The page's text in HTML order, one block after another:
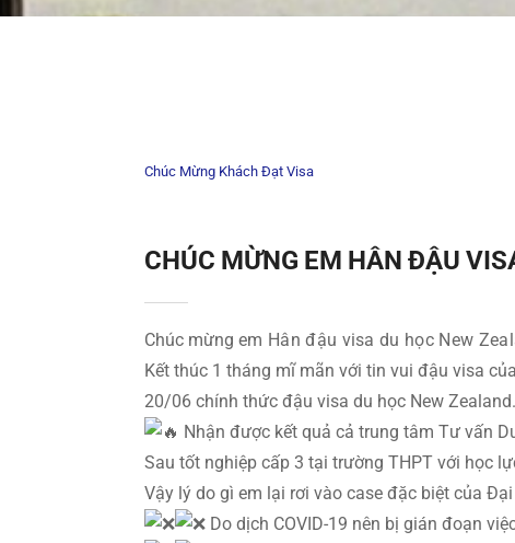
Chúc Mừng Khách Đạt Visa
CHÚC MỪNG EM HÂN ĐẬU
Chúc mừng em Hân đậu visa du học New
Kết thúc 1 tháng mĩ mãn với tin vui đậu visa
20/06 chính thức đậu visa du học New Zealand.
Nhận được kết quả cả trung tâm Tư vấn
Sau tốt nghiệp cấp 3 tại trường THPT với học
Vậy lý do gì em lại rơi vào case đặc biệt của
Do dịch COVID-19 nên bị gián đoạn